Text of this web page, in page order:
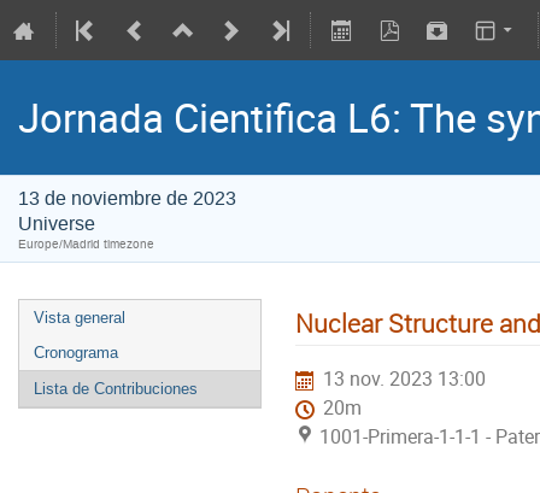
Jornada Cientifica L6: The
13 de noviembre de 2023
Universe
Europe/Madrid timezone
Vista general
Cronograma
Lista de Contribuciones
Nuclear Structure
13 nov. 2023 13:00
20m
1001-Primera-1-1-1 -